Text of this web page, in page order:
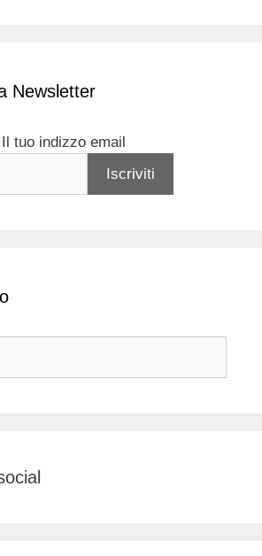
Newsletter
Il tuo indizzo email